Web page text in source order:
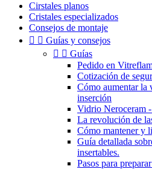
Cirstales planos
Cristales especializados
Consejos de montaje
  Guías y consejos
  Guías
Pedido en
Cotización de
Cómo aumentar la
inserción
Vidrio Neroceram
La revolución de
Cómo mantener y
Guía detallada
insertables.
Pasos para